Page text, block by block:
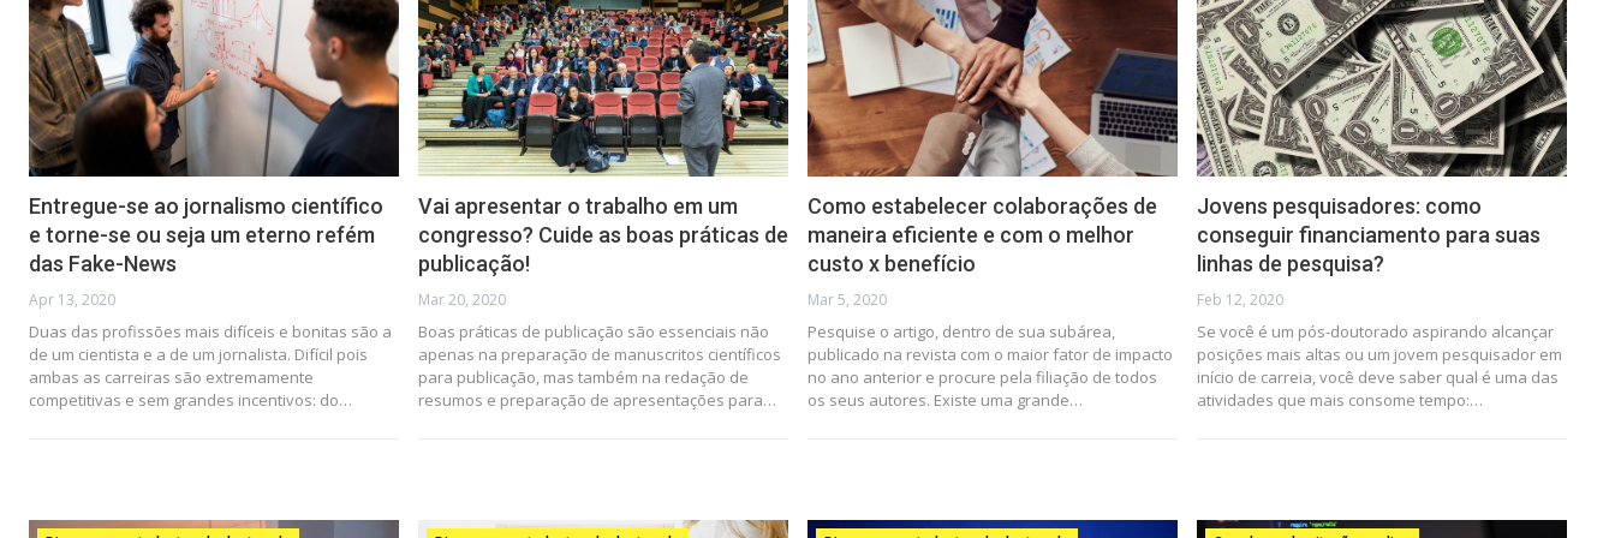
Entregue-se ao jornalismo científico
e torne-se ou seja um eterno refém
das Fake-News
Apr 13, 2020
Duas das profissões mais difíceis e bonitas são a
de um cientista e a de um jornalista. Difícil pois
ambas as carreiras são extremamente
competitivas e sem grandes incentivos: do…
Vai apresentar o trabalho em um
congresso? Cuide as boas práticas de
publicação!
Mar 20, 2020
Boas práticas de publicação são essenciais não
apenas na preparação de manuscritos científicos
para publicação, mas também na redação de
resumos e preparação de apresentações para…
Como estabelecer colaborações de
maneira eficiente e com o melhor
custo x benefício
Mar 5, 2020
Pesquise o artigo, dentro de sua subárea,
publicado na revista com o maior fator de impacto
no ano anterior e procure pela filiação de todos
os seus autores. Existe uma grande…
Jovens pesquisadores: como
conseguir financiamento para suas
linhas de pesquisa?
Feb 12, 2020
Se você é um pós-doutorado aspirando alcançar
posições mais altas ou um jovem pesquisador em
início de carreia, você deve saber qual é uma das
atividades que mais consome tempo:…